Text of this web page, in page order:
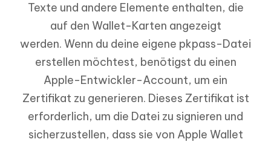
Texte und andere Elemente enthalten, die
auf den Wallet-Karten angezeigt
werden. Wenn du deine eigene pkpass-Datei
erstellen möchtest, benötigst du einen
Apple-Entwickler-Account, um ein
Zertifikat zu generieren. Dieses Zertifikat ist
erforderlich, um die Datei zu signieren und
sicherzustellen, dass sie von Apple Wallet